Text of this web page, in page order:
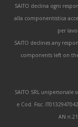
SAITO declina ogni
alla componentistica
per
SAITO declines any
components left on
SAITO SRL unipersonale
e Cod. Fisc.
AN